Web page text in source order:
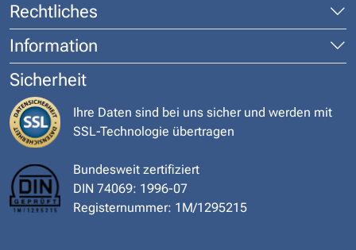
Rechtliches
Information
Sicherheit
Ihre Daten sind bei uns sicher und werden mit
SSL-Technologie übertragen
Bundesweit zertifiziert
DIN 74069: 1996-07
Registernummer: 1M/1295215